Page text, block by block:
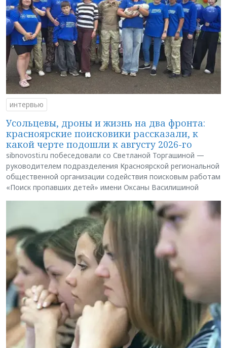
интервью
Усольцевы, дроны и жизнь на два фронта:
красноярские поисковики рассказали, к
какой черте подошли к августу 2026-го
sibnovosti.ru побеседовали со Светланой Торгашиной —
руководителем подразделения Красноярской региональной
общественной организации содействия поисковым работам
«Поиск пропавших детей» имени Оксаны Василишиной